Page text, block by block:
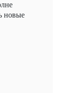
новые